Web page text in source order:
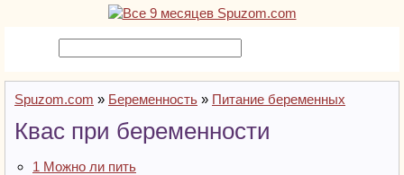
Spuzom.com » Беременность » Питание беременных
Квас при беременности
1 Можно ли пить